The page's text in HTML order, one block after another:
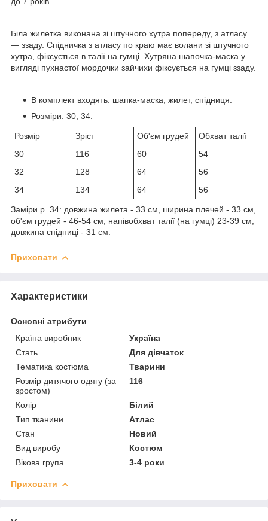
Біла жилетка виконана зі штучного хутра попереду, з атласу
— ззаду. Спідничка з атласу по краю має волани зі штучного
хутра, фіксується в талії на гумці. Хутряна шапочка-маска у
вигляді пухнастої мордочки зайчихи фіксується на гумці ззаду.
В комплект входять: шапка-маска, жилет, спідниця.
Розміри: 30, 34.
Розмір Зріст Об'єм грудей
Обхват талії
30
116 60
54
32
128 64
56
34
134 64 56
Заміри р. 34: довжина жилета - 33 см, ширина плечей - 33 см,
об'єм грудей - 46-54 см, напівобхват талії (на гумці) 23-39 см,
довжина спідниці - 31 см.
Приховати
Характеристики
Основні атрибути
Країна виробник
Україна
Стать
Для дівчаток
Тематика костюма
Тварини
Розмір дитячого одягу (за
зростом)
116
Колір
Білий
Тип тканини
Атлас
Стан
Новий
Вид виробу
Костюм
Вікова група
3-4 роки
Приховати